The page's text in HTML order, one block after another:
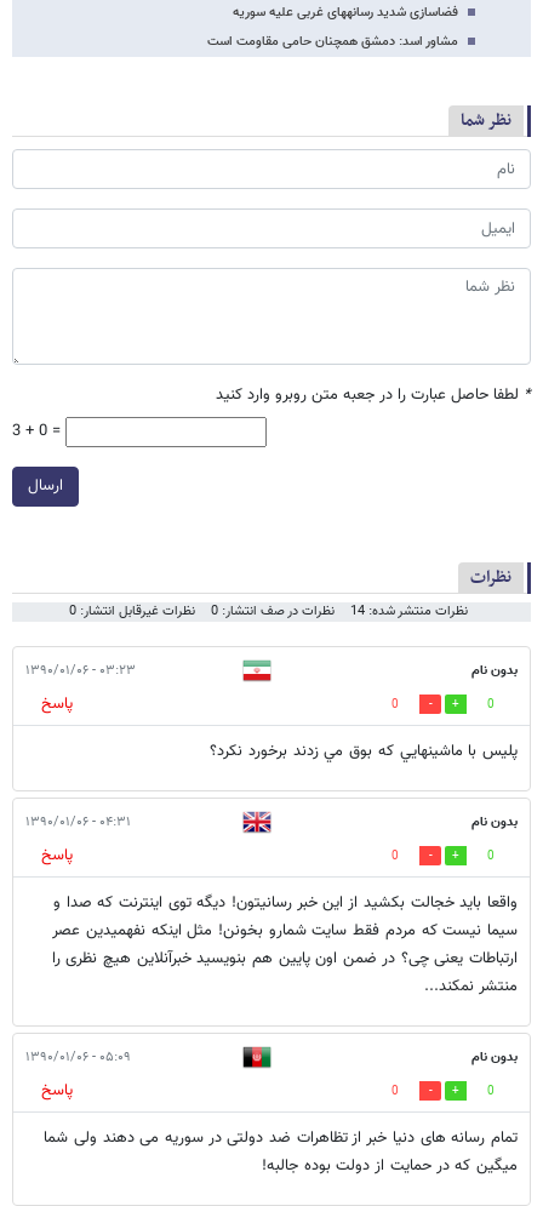
فضاسازی شدید رسانه‎های غربی علیه سوریه
مشاور اسد: دمشق همچنان حامی مقاومت است
نظر شما
* لطفا حاصل عبارت را در جعبه متن روبرو وارد کنید
3 + 0 =
ارسال
نظرات
نظرات منتشر شده: 14 نظرات در صف انتشار: 0 نظرات غیرقابل انتشار: 0
بدون نام ۰۳:۲۳ - ۱۳۹۰/۰۱/۰۶
0
0
پاسخ
پليس با ماشينهايي كه بوق مي زدند برخورد نكرد؟
بدون نام ۰۴:۳۱ - ۱۳۹۰/۰۱/۰۶
0
0
پاسخ
واقعا باید خجالت بکشید از این خبر رسانیتون! دیگه توی اینترنت که صدا و
سیما نیست که مردم فقط سایت شمارو بخونن! مثل اینکه نفهمیدین عصر
ارتباطات یعنی چی؟ در ضمن اون پایین هم بنویسید خبرآنلاین هیچ نظری را
منتشر نمکند...
بدون نام ۰۵:۰۹ - ۱۳۹۰/۰۱/۰۶
0
0
پاسخ
تمام رسانه های دنیا خبر از تظاهرات ضد دولتی در سوریه می دهند ولی شما
میگین که در حمایت از دولت بوده جالبه!